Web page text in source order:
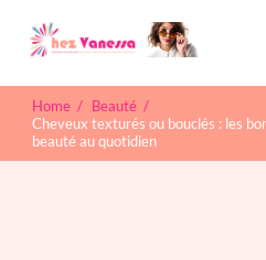
Home / Beauté /
Cheveux texturés ou bouclés : les
beauté au quotidien